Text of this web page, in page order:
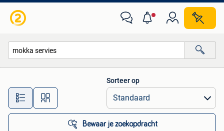
Alle afstanden…
Sorteer op
Bewaar je zoekopdracht